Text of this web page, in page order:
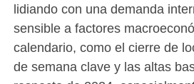
lidiando con una demanda
sensible a factores
calendario, como el cierre de
de semana clave y las altas